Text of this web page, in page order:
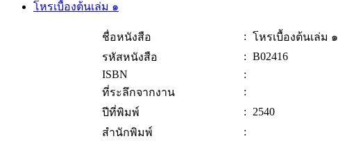
โหรเบื้องต้นเล่ม ๑
ชื่อหนังสือ : โหรเบื้องต้นเล่ม ๑
รหัสหนังสือ
: B02416
ISBN
:
ที่ระลึกจากงาน
:
ปีที่พิมพ์
: 2540
สำนักพิมพ์
: